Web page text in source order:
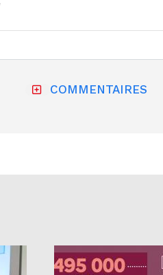
COMMENTAIRES